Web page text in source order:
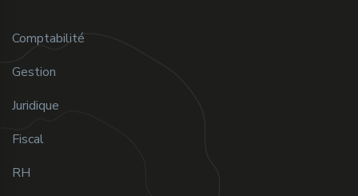
Comptabilité
Gestion
Juridique
Fiscal
RH